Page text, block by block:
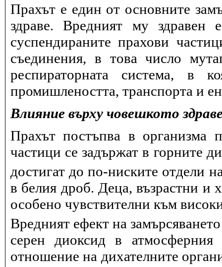
Прахът е един от основните
здраве. Вредният му здравен
суспендираните прахови
съединения, в това число
респираторната система, в
промишлеността, транспорта и
Влияние върху човешкото
Прахът постъпва в организма
частици се задържат в горните
достигат до по-ниските отдели
в белия дроб. Деца, възрастни и
особено чувствителни към
Вредният ефект на
серен диоксид в атмосферния
отношение на дихателните